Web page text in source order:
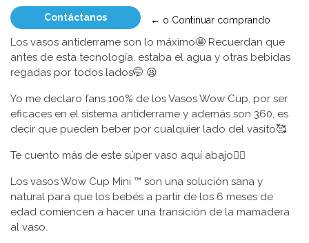
Contáctanos ← o Continuar comprando
Los vasos antiderrame son lo máximo🤩 Recuerdan que
antes de esta tecnología, estaba el agua y otras bebidas
regadas por todos lados🤭 😫
Yo me declaro fans 100% de los Vasos Wow Cup, por ser
eficaces en el sistema antiderrame y además son 360, es
decir que pueden beber por cualquier lado del vasito🥰
Te cuento más de este súper vaso aquí abajo👇🏼
Los vasos Wow Cup Mini ™ son una solución sana y
natural para que los bebés a partir de los 6 meses de
edad comiencen a hacer una transición de la mamadera
al vaso.